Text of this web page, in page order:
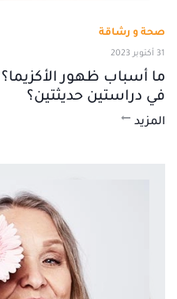
صحة و رشاقة
31 أكتوبر 2023
ما أسباب ظهور
في دراستين حديثتين؟
المزيد